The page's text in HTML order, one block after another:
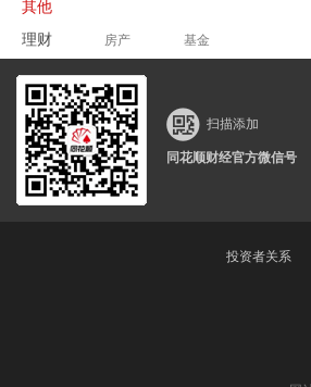
其他
理财
房产 基金
同顺号 T策略
期货 期货开户 期货训练营
其他 网上商城 股民学校
私募之家
下载中心 PC免费版
扫描添加
同花顺财经官方微信号
投资者关系